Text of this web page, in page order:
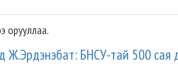
орууллаа.
Ж.Эрдэнэбат: БНСУ-тай 500 сая